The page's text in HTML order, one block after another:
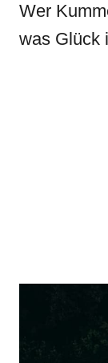
Wer
was Glück